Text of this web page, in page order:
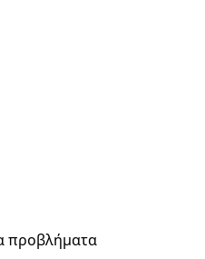
προβλήματα